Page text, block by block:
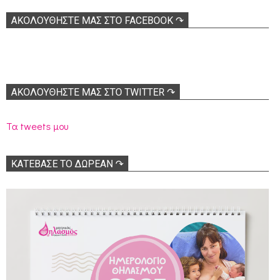
ΑΚΟΛOΥΘΉΣΤΕ ΜΑΣ ΣΤΟ FACEBOOK ↷
ΑΚΟΛΟΥΘΉΣΤΕ ΜΑΣ ΣΤΟ TWITTER ↷
Τα tweets μου
ΚΑΤΕΒΑΣΕ ΤΟ ΔΩΡΕΑΝ ↷